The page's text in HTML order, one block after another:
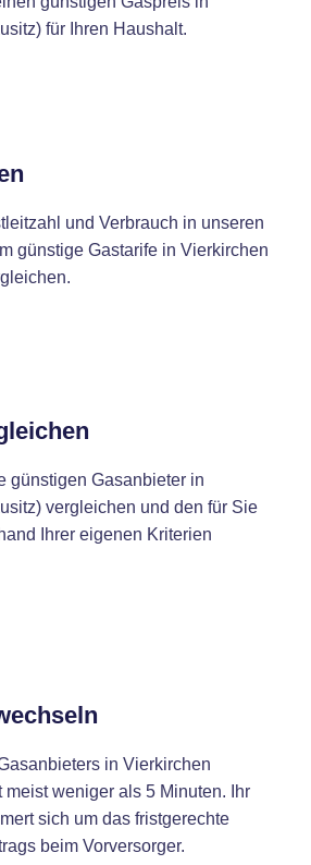
für Ihren Haushalt.
und Verbrauch in unseren
günstige Gastarife in Vierkirchen
günstigen Gasanbieter in
vergleichen und den für Sie
Ihrer eigenen Kriterien
in Vierkirchen
meist weniger als 5 Minuten. Ihr
sich um das fristgerechte
beim Vorversorger.